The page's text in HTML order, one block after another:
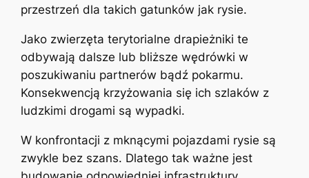
przestrzeń dla takich gatunków jak rysie.
Jako zwierzęta terytorialne drapieżniki te
odbywają dalsze lub bliższe wędrówki w
poszukiwaniu partnerów bądź pokarmu.
Konsekwencją krzyżowania się ich szlaków z
ludzkimi drogami są wypadki.
W konfrontacji z mknącymi pojazdami rysie są
zwykle bez szans. Dlatego tak ważne jest